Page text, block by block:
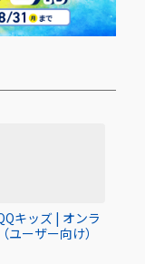
キッズ | オンラ
ユーザー向け）